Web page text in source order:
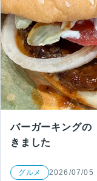
バーガーキングの
きました
グルメ 2026/07/05